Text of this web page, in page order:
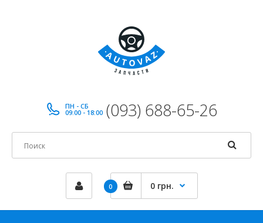
ПН - СБ
09:00 - 18:00 (093) 688-65-26
0 0 грн.